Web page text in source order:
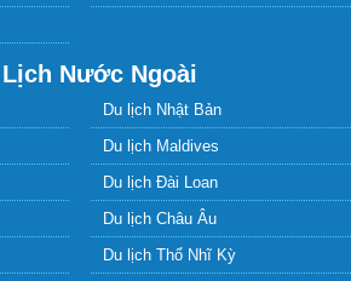
Lịch Nước Ngoài
Du lịch Nhật Bản
Du lịch Maldives
Du lịch Đài Loan
Du lịch Châu Âu
Du lịch Thổ Nhĩ Kỳ